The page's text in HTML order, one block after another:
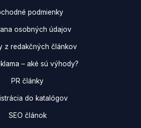
podmienky
osobných údajov
z redakčných článkov
– aké sú výhody?
PR články
do katalógov
SEO článok